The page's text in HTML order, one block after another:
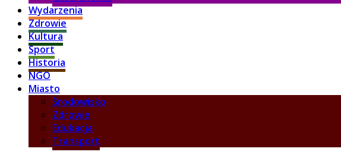
Wydarzenia
Zdrowie
Kultura
Sport
Historia
NGO
Miasto
Środowisko
Zdrowie
Edukacja
Transport